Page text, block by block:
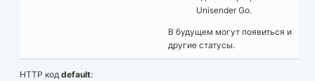
Unisender Go.
В будущем могут появиться и
другие статусы.
HTTP код default: